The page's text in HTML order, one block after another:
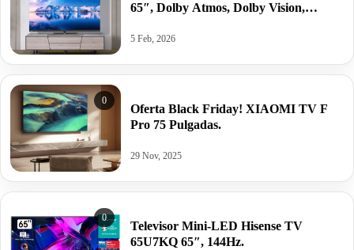
65″, Dolby Atmos, Dolby Vision,
Google Assistant.
5 Feb, 2026
0
Oferta Black Friday! XIAOMI TV F
Pro 75 Pulgadas.
29 Nov, 2025
0
Televisor Mini-LED Hisense TV
65U7KQ 65″, 144Hz.